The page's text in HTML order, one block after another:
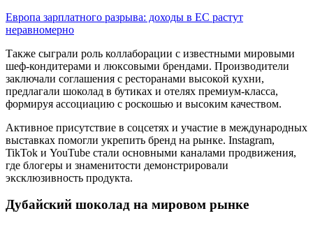
Европа зарплатного разрыва: доходы в ЕС растут
неравномерно
Также сыграли роль коллаборации с известными мировыми
шеф-кондитерами и люксовыми брендами. Производители
заключали соглашения с ресторанами высокой кухни,
предлагали шоколад в бутиках и отелях премиум-класса,
формируя ассоциацию с роскошью и высоким качеством.
Активное присутствие в соцсетях и участие в международных
выставках помогли укрепить бренд на рынке. Instagram,
TikTok и YouTube стали основными каналами продвижения,
где блогеры и знаменитости демонстрировали
эксклюзивность продукта.
Дубайский шоколад на мировом рынке